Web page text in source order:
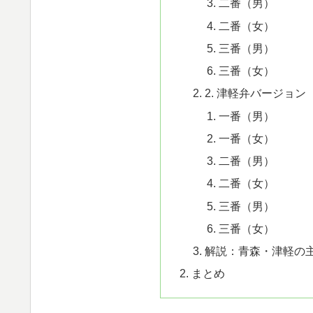
二番（男）
二番（女）
三番（男）
三番（女）
2. 津軽弁バージョン
一番（男）
一番（女）
二番（男）
二番（女）
三番（男）
三番（女）
解説：青森・津軽の
まとめ